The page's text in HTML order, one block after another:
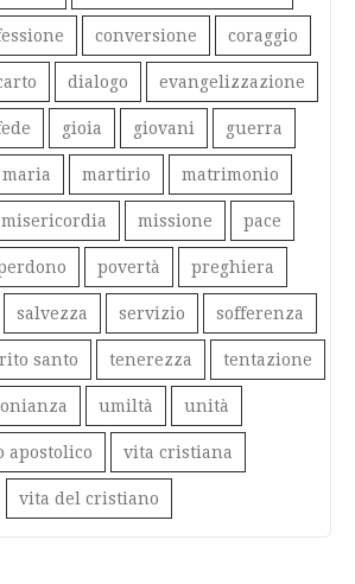
conversione coraggio
dialogo evangelizzazione
gioia giovani guerra
maria martirio matrimonio
misericordia missione pace
povertà preghiera
salvezza servizio sofferenza
santo tenerezza tentazione
umiltà unità
apostolico vita cristiana
vita del cristiano